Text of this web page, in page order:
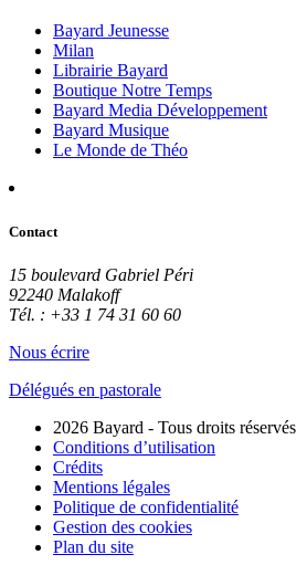
Bayard Jeunesse
Milan
Librairie Bayard
Boutique Notre Temps
Bayard Media Développement
Bayard Musique
Le Monde de Théo
Contact
15 boulevard Gabriel Péri
92240 Malakoff
Tél. : +33 1 74 31 60 60
Nous écrire
Délégués en pastorale
2026 Bayard - Tous droits réservés
Conditions d’utilisation
Crédits
Mentions légales
Politique de confidentialité
Gestion des cookies
Plan du site